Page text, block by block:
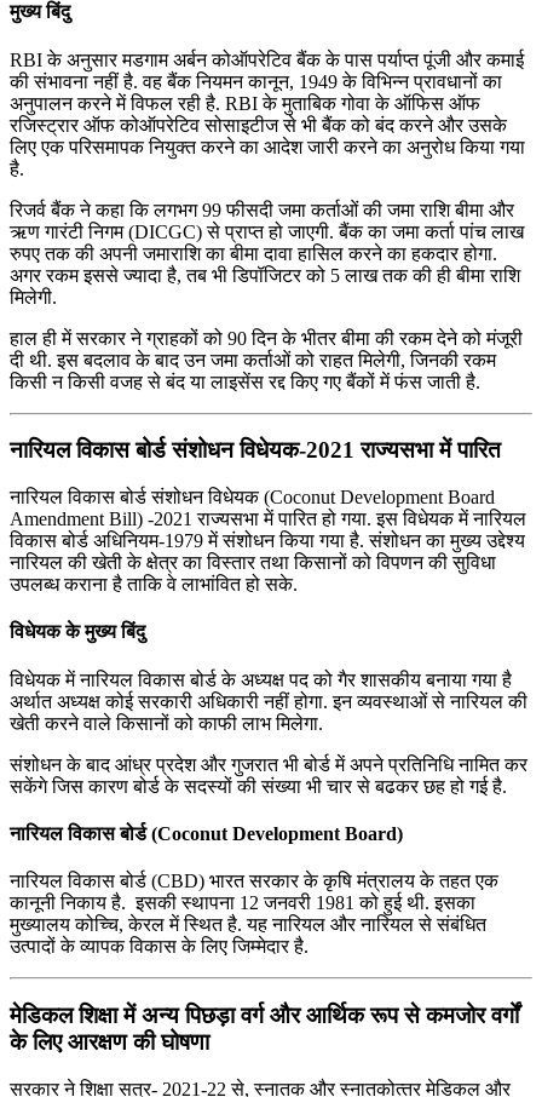
मुख्य बिंदु
RBI के अनुसार मडगाम अर्बन कोऑपरेटिव बैंक के पास पर्याप्त पूंजी और कमाई
की संभावना नहीं है. वह बैंक नियमन कानून, 1949 के विभिन्न प्रावधानों का
अनुपालन करने में विफल रही है. RBI के मुताबिक गोवा के ऑफिस ऑफ
रजिस्ट्रार ऑफ कोऑपरेटिव सोसाइटीज से भी बैंक को बंद करने और उसके
लिए एक परिसमापक नियुक्त करने का आदेश जारी करने का अनुरोध किया गया
है.
रिजर्व बैंक ने कहा कि लगभग 99 फीसदी जमा कर्ताओं की जमा राशि बीमा और
ऋण गारंटी निगम (DICGC) से प्राप्त हो जाएगी. बैंक का जमा कर्ता पांच लाख
रुपए तक की अपनी जमाराशि का बीमा दावा हासिल करने का हकदार होगा.
अगर रकम इससे ज्यादा है, तब भी डिपॉजिटर को 5 लाख तक की ही बीमा राशि
मिलेगी.
हाल ही में सरकार ने ग्राहकों को 90 दिन के भीतर बीमा की रकम देने को मंजूरी
दी थी. इस बदलाव के बाद उन जमा कर्ताओं को राहत मिलेगी, जिनकी रकम
किसी न किसी वजह से बंद या लाइसेंस रद्द किए गए बैंकों में फंस जाती है.
नारियल विकास बोर्ड संशोधन विधेयक-2021 राज्‍यसभा में पारित
नारियल विकास बोर्ड संशोधन विधेयक (Coconut Development Board
Amendment Bill) -2021 राज्‍यसभा में पारित हो गया. इस विधेयक में नारियल
विकास बोर्ड अधिनियम-1979 में संशोधन किया गया है. संशोधन का मुख्‍य उद्देश्‍य
नारियल की खेती के क्षेत्र का विस्‍तार तथा किसानों को विपणन की सुविधा
उपलब्‍ध कराना है ताकि वे लाभांवित हो सके.
विधेयक के मुख्य बिंदु
विधेयक में नारियल विकास बोर्ड के अध्‍यक्ष पद को गैर शासकीय बनाया गया है
अर्थात अध्‍यक्ष कोई सरकारी अधिकारी नहीं होगा. इन व्‍यवस्‍थाओं से नारियल की
खेती करने वाले किसानों को काफी लाभ मिलेगा.
संशोधन के बाद आंध्र प्रदेश और गुजरात भी बोर्ड में अपने प्रतिनिधि नामित कर
सकेंगे जिस कारण बोर्ड के सदस्‍यों की संख्‍या भी चार से बढकर छह हो गई है.
नारियल विकास बोर्ड (Coconut Development Board)
नारियल विकास बोर्ड (CBD) भारत सरकार के कृषि मंत्रालय के तहत एक
कानूनी निकाय है. इसकी स्थापना 12 जनवरी 1981 को हुई थी. इसका
मुख्यालय कोच्चि, केरल में स्थित है. यह नारियल और नारियल से संबंधित
उत्पादों के व्यापक विकास के लिए जिम्मेदार है.
मेडिकल शिक्षा में अन्य पिछड़ा वर्ग और आर्थिक रूप से कमजोर वर्गों
के लिए आरक्षण की घोषणा
सरकार ने शिक्षा सत्र- 2021-22 से, स्‍नातक और स्‍नातकोत्‍तर मेडिकल और